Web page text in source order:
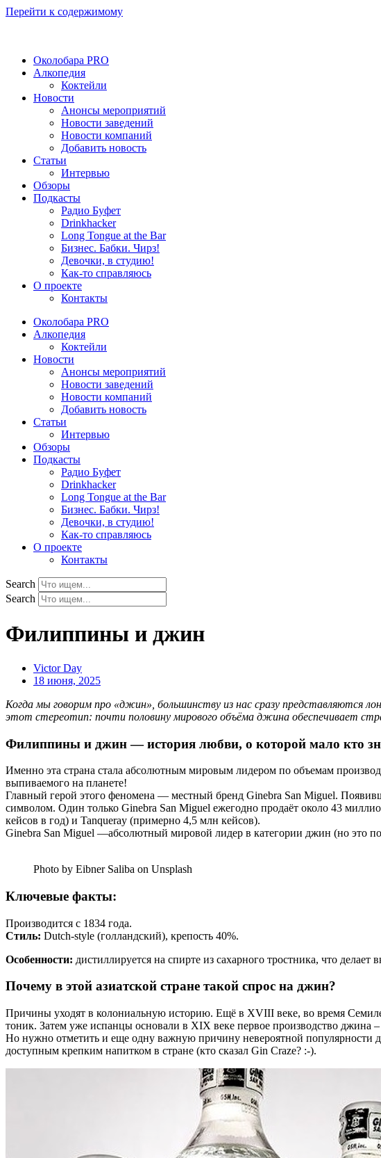
Перейти к содержимому
Околобара PRO
Алкопедия
Коктейли
Новости
Анонсы мероприятий
Новости заведений
Новости компаний
Добавить новость
Статьи
Интервью
Обзоры
Подкасты
Радио Буфет
Drinkhacker
Long Tongue at the Bar
Бизнес. Бабки. Чирз!
Девочки, в студию!
Как-то справляюсь
О проекте
Контакты
Околобара PRO
Алкопедия
Коктейли
Новости
Анонсы мероприятий
Новости заведений
Новости компаний
Добавить новость
Статьи
Интервью
Обзоры
Подкасты
Радио Буфет
Drinkhacker
Long Tongue at the Bar
Бизнес. Бабки. Чирз!
Девочки, в студию!
Как-то справляюсь
О проекте
Контакты
Search
Search
Филиппины и джин
Victor Day
18 июня, 2025
Когда мы говорим про «джин», большинству из нас сразу представляются
этот стереотип: почти половину мирового объёма джина обеспечивает
Филиппины и джин — история любви, о которой мало кто
Именно эта страна стала абсолютным мировым лидером по объемам
выпиваемого на планете!
Главный герой этого феномена — местный бренд Ginebra San Miguel.
символом. Один только Ginebra San Miguel ежегодно продаёт около 43
кейсов в год) и Tanqueray (примерно 4,5 млн кейсов).
Ginebra San Miguel —абсолютный мировой лидер в категории джин (но это
Photo by Eibner Saliba on Unsplash
Ключевые факты:
Производится с 1834 года.
Стиль: Dutch-style (голландский), крепость 40%.
Особенности: дистиллируется на спирте из сахарного тростника, что
Почему в этой азиатской стране такой спрос на джин?
Причины уходят в колониальную историю. Ещё в XVIII веке, во время
тоник. Затем уже испанцы основали в XIX веке первое производство джина
Но нужно отметить и еще одну важную причину невероятной
доступным крепким напитком в стране (кто сказал Gin Craze? :-).